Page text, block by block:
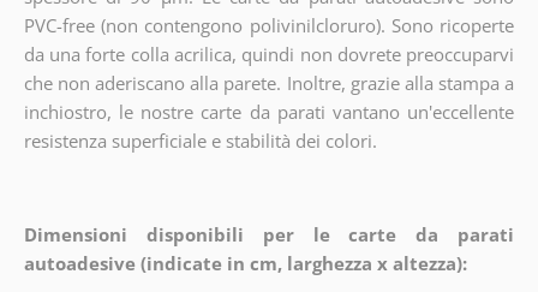
PVC-free (non contengono polivinilcloruro). Sono ricoperte
da una forte colla acrilica, quindi non dovrete preoccuparvi
che non aderiscano alla parete. Inoltre, grazie alla stampa a
inchiostro, le nostre carte da parati vantano un'eccellente
resistenza superficiale e stabilità dei colori.
Dimensioni disponibili per le carte da parati
autoadesive (indicate in cm, larghezza x altezza):